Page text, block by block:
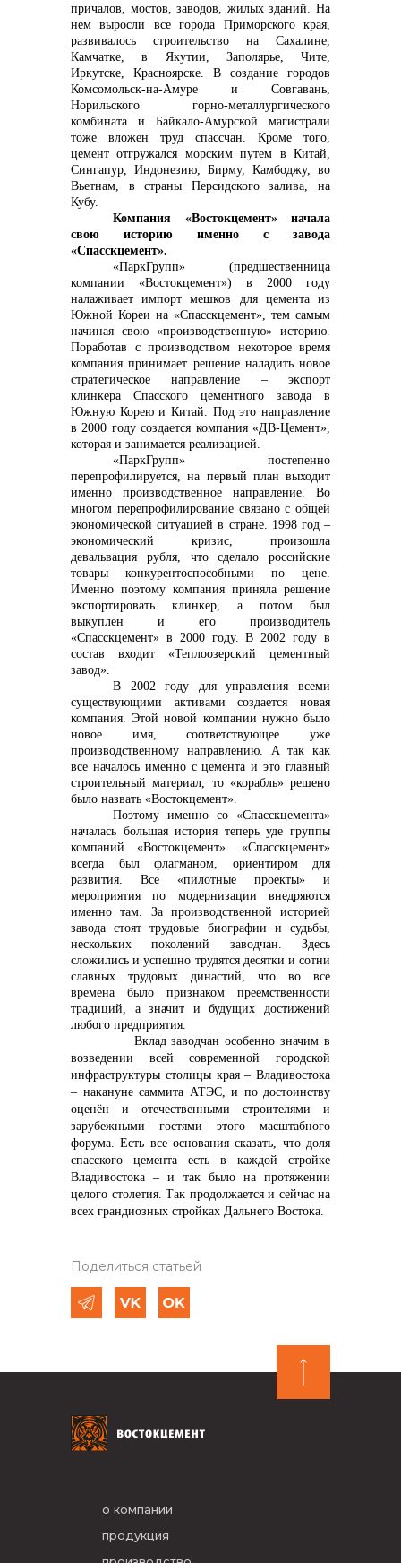
info@vostokcement.ru
причалов, мостов, заводов, жилых зданий. На
нем выросли все города Приморского края,
развивалось строительство на Сахалине,
Камчатке, в Якутии, Заполярье, Чите,
Иркутске, Красноярске. В создание городов
Комсомольск-на-Амуре и Совгавань,
Норильского горно-металлургического
комбината и Байкало-Амурской магистрали
тоже вложен труд спассчан. Кроме того,
цемент отгружался морским путем в Китай,
Сингапур, Индонезию, Бирму, Камбоджу, во
Вьетнам, в страны Персидского залива, на
Кубу.
Компания «Востокцемент» начала
свою историю именно с завода
«Спасскцемент».
«ПаркГрупп» (предшественница
компании «Востокцемент») в 2000 году
налаживает импорт мешков для цемента из
Южной Кореи на «Спасскцемент», тем самым
начиная свою «производственную» историю.
Поработав с производством некоторое время
компания принимает решение наладить новое
стратегическое направление – экспорт
клинкера Спасского цементного завода в
Южную Корею и Китай. Под это направление
в 2000 году создается компания «ДВ-Цемент»,
которая и занимается реализацией.
«ПаркГрупп» постепенно
перепрофилируется, на первый план выходит
именно производственное направление. Во
многом перепрофилирование связано с общей
экономической ситуацией в стране. 1998 год –
экономический кризис, произошла
девальвация рубля, что сделало российские
товары конкурентоспособными по цене.
Именно поэтому компания приняла решение
экспортировать клинкер, а потом был
выкуплен и его производитель
«Спасскцемент» в 2000 году. В 2002 году в
состав входит «Теплоозерский цементный
завод».
В 2002 году для управления всеми
существующими активами создается новая
компания. Этой новой компании нужно было
новое имя, соответствующее уже
производственному направлению. А так как
все началось именно с цемента и это главный
строительный материал, то «корабль» решено
было назвать «Востокцемент».
Поэтому именно со «Спасскцемента»
началась большая история теперь уде группы
компаний «Востокцемент». «Спасскцемент»
всегда был флагманом, ориентиром для
развития. Все «пилотные проекты» и
мероприятия по модернизации внедряются
именно там. За производственной историей
завода стоят трудовые биографии и судьбы,
нескольких поколений заводчан. Здесь
сложились и успешно трудятся десятки и сотни
славных трудовых династий, что во все
времена было признаком преемственности
традиций, а значит и будущих достижений
любого предприятия.
Вклад заводчан особенно значим в
возведении всей современной городской
инфраструктуры столицы края – Владивостока
– накануне саммита АТЭС, и по достоинству
оценён и отечественными строителями и
зарубежными гостями этого масштабного
форума. Есть все основания сказать, что доля
спасского цемента есть в каждой стройке
Владивостока – и так было на протяжении
целого столетия. Так продолжается и сейчас на
всех грандиозных стройках Дальнего Востока.
Поделиться статьей
о компании
продукция